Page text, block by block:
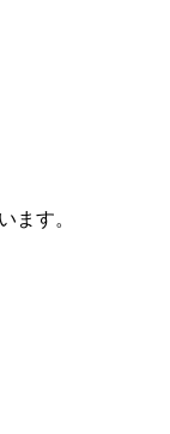
ます。